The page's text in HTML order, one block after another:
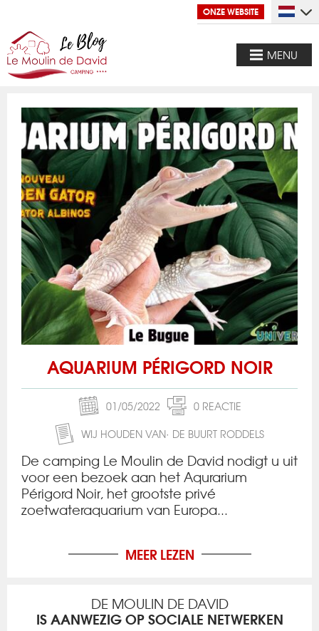
ONZE WEBSITE
MENU
AQUARIUM PÉRIGORD NOIR
01/05/2022
0 REACTIE
WIJ HOUDEN VAN DE BUURT RODDELS
De camping Le Moulin de David nodigt u uit
voor een bezoek aan het Aqurarium
Périgord Noir, het grootste privé
zoetwateraquarium van Europa...
MEER LEZEN
DE MOULIN DE DAVID
IS AANWEZIG OP SOCIALE NETWERKEN